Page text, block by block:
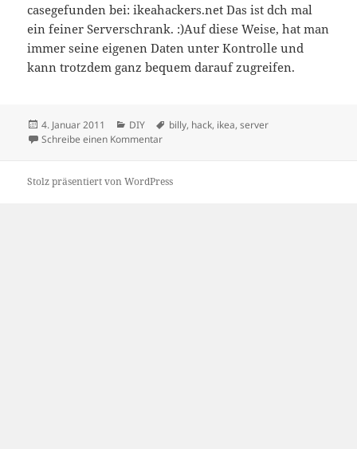
casegefunden bei: ikeahackers.net Das ist dch mal
ein feiner Serverschrank. :)Auf diese Weise, hat man
immer seine eigenen Daten unter Kontrolle und
kann trotzdem ganz bequem darauf zugreifen.
Veröffentlicht
am
4. Januar 2011 Kategorien
DIY Schlagwörter
billy, hack, ikea,server
Schreibe einen Kommentarzu BILLY made into a silent and neat server
Stolz präsentiert von WordPress